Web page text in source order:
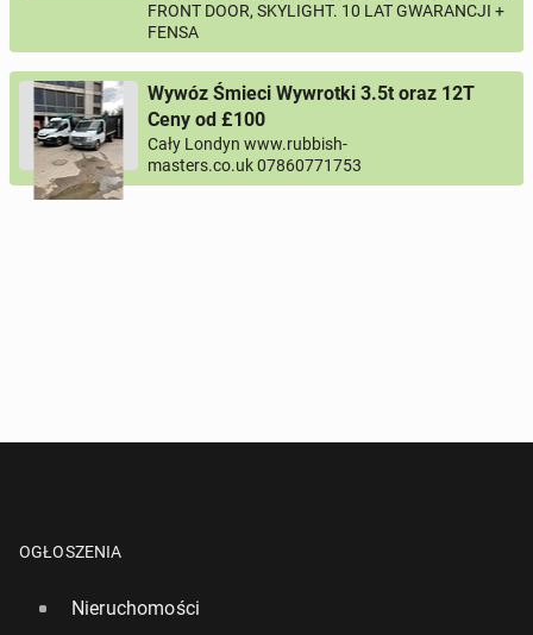
FRONT DOOR, SKYLIGHT. 10 LAT GWARANCJI +
FENSA
Wywóz Śmieci Wywrotki 3.5t oraz 12T
Ceny od £100
Cały Londyn www.rubbish-
masters.co.uk 07860771753
OGŁOSZENIA
Nieruchomości